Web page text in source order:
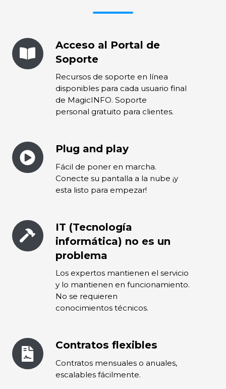
Acceso al Portal de
Soporte
Recursos de soporte en línea
disponibles para cada usuario final
de MagicINFO. Soporte
personal gratuito para clientes.
Acceso
al
Portal
Plug and play
Fácil de poner en marcha.
Conecte su pantalla a la nube ¡y
esta listo para empezar!
Plug
and
play
IT (Tecnología
informática) no es un
problema
Los expertos mantienen el servicio
y lo mantienen en funcionamiento.
No se requieren
conocimientos técnicos.
IT
(Tecnología
informática)
Contratos flexibles
Contratos mensuales o anuales,
escalables fácilmente.
Contratos
flexibles